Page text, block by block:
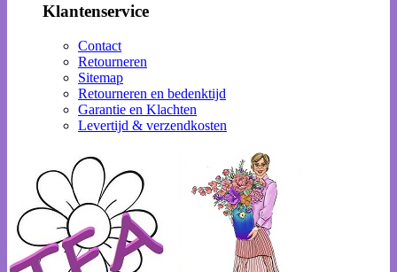
Klantenservice
Contact
Retourneren
Sitemap
Retourneren en bedenktijd
Garantie en Klachten
Levertijd & verzendkosten